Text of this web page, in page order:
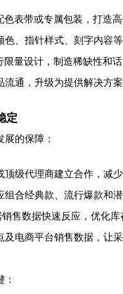
表带或专属包装，打造高
色、指针样式、刻字内容
量设计，制造稀缺性和话
通，升级为提供解决方案
定
的保障：
顶级代理商建立合作，减
组合经典款、流行爆款和
销售数据快速反应，优化
电商平台销售数据，让